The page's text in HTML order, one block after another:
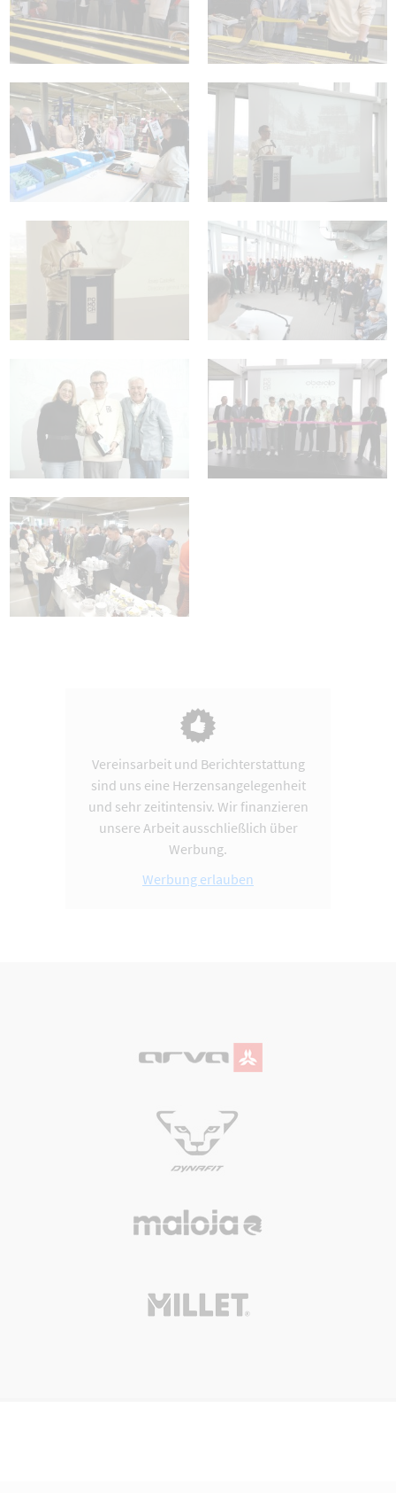
Vereinsarbeit und Berichterstattung
sind uns eine Herzensangelegenheit
und sehr zeitintensiv. Wir finanzieren
unsere Arbeit ausschließlich über
Werbung.
Werbung erlauben